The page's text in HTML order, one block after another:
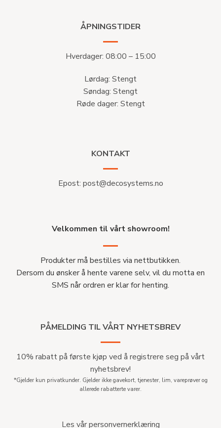
ÅPNINGSTIDER
Hverdager: 08:00 – 15:00
Lørdag: Stengt
Søndag: Stengt
Røde dager: Stengt
KONTAKT
Epost: post@decosystems.no
Velkommen til vårt showroom!
Produkter må bestilles via nettbutikken.
Dersom du ønsker å hente varene selv, vil du motta en
SMS når ordren er klar for henting.
PÅMELDING TIL VÅRT NYHETSBREV
10% rabatt på første kjøp ved å registrere seg på vårt
nyhetsbrev!
*Gjelder kun privatkunder. Gjelder ikke gavekort, tjenester, lim, vareprøver og
allerede rabatterte varer.
Les vår personvernerklæring